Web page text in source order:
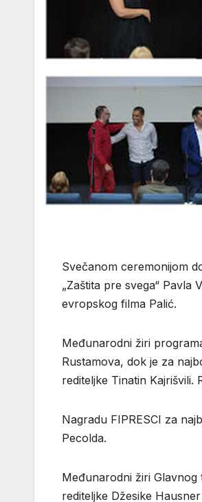
Svečanom ceremonijom
„Zaštita pre svega“ Pavla
evropskog filma Palić.
Međunarodni žiri
Rustamova, dok je za
rediteljke Tinatin Kajrišvili.
Nagradu FIPRESCI za
Pecolda.
Međunarodni žiri Glavnog
rediteljke Džesike